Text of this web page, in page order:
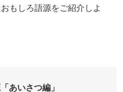
もしろ語源をご紹介しよ
あいさつ編」